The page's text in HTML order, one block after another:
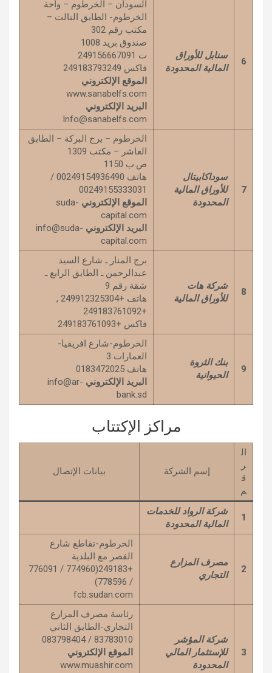
6
سنابل للأوراق
المالية المحدودة
السودان – الخرطوم – واحة
الخرطوم- الطابق التالت –
مكتب رقم 302
صندوق بريد 1008
ت 249156667091
فاكس 249183793249
الموقع الإلكتروني
www.sanabelfs.com
البريد الإلكتروني
Info@sanabelfs.com
7
سوداكابيتال
للأوراق المالية
المحدودة
الخرطوم – برج البركة – الطابق
العاشر – مكتب 1309
ص.ب 1150
هاتف 00249154936490 /
00249155333031
الموقع الإلكتروني suda-
capital.com
البريد الإلكتروني info@suda-
capital.com
8
شركة هات
للأوراق المالية
برج المنار ـ شارع السيد
عبدالرحمن ـ الطابق الرابع ـ
شقة رقم 9
هاتف +249912325304 ,
+249183761092
فاكس +249183761093
9
بنك الثروة
الحيوانية
الخرطوم-شارع افريقيا-
العمارات 3
هاتف 0183472025
البريد الإلكتروني info@ar-
bank.sd
مراكز الإكتتاب
ال
ر
ق
م
إسم الشركة بيانات الإتصال
1
شركة الرواد للخدمات
المالية المحدودة
2
مصرف المزارع
التجاري
الخرطوم-تقاطع شارع
القصر مع البلدية
+249183(774960 / 776091
/ 778596)
fcb.sudan.com
3
شركة المؤشر
للإستثمار المالي
المحدودة
رئاسة مصرف المزارع
التجاري-الطابق الثاني
83783010 / 083798404
الموقع الإلكتروني
www.muashir.com